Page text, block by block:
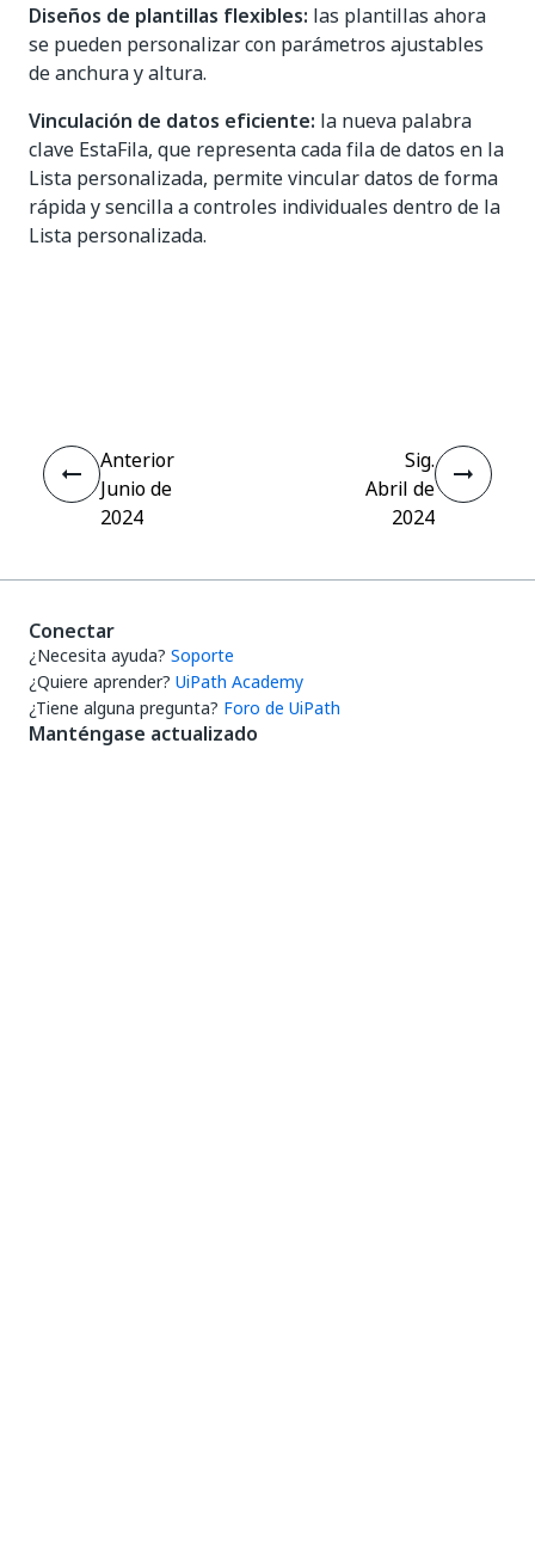
Diseños de plantillas flexibles: las plantillas ahora
se pueden personalizar con parámetros ajustables
de anchura y altura.
Vinculación de datos eficiente: la nueva palabra
clave EstaFila, que representa cada fila de datos en la
Lista personalizada, permite vincular datos de forma
rápida y sencilla a controles individuales dentro de la
Lista personalizada.
Anterior
Junio de
2024
Sig.
Abril de
2024
Conectar
¿Necesita ayuda? Soporte
¿Quiere aprender? UiPath Academy
¿Tiene alguna pregunta? Foro de UiPath
Manténgase actualizado